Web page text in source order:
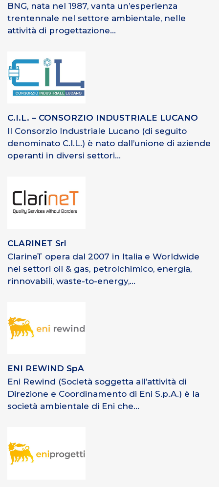
BNG, nata nel 1987, vanta un’esperienza
trentennale nel settore ambientale, nelle
attività di progettazione...
C.I.L. – CONSORZIO INDUSTRIALE LUCANO
Il Consorzio Industriale Lucano (di seguito
denominato C.I.L.) è nato dall’unione di aziende
operanti in diversi settori...
CLARINET Srl
ClarineT opera dal 2007 in Italia e Worldwide
nei settori oil & gas, petrolchimico, energia,
rinnovabili, waste-to-energy,...
ENI REWIND SpA
Eni Rewind (Società soggetta all’attività di
Direzione e Coordinamento di Eni S.p.A.) è la
società ambientale di Eni che...